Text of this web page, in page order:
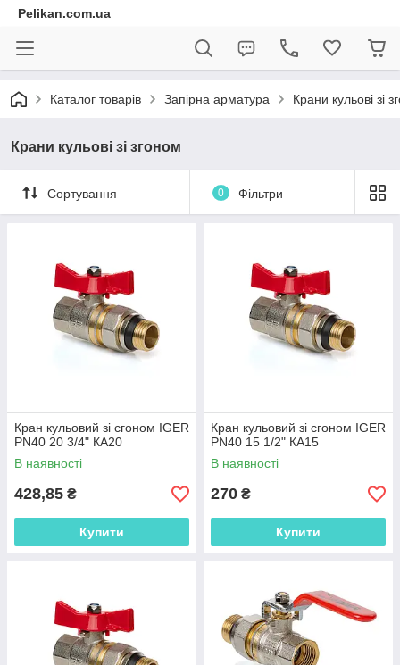
Pelikan.com.ua
Каталог товарів Запірна арматура Крани кульові зі
Крани кульові зі згоном
Сортування 0 Фільтри
Кран кульовий зі сгоном IGER
PN40 20 3/4" КА20
В наявності
428,85 ₴
Купити
Кран кульовий зі сгоном IGER
PN40 15 1/2" КА15
В наявності
270 ₴
Купити